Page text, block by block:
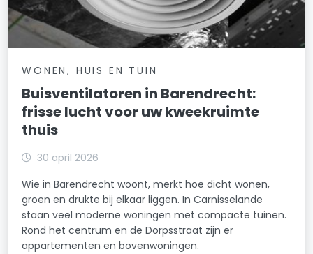
WONEN, HUIS EN TUIN
Buisventilatoren in Barendrecht:
frisse lucht voor uw kweekruimte
thuis
30 april 2026
Wie in Barendrecht woont, merkt hoe dicht wonen,
groen en drukte bij elkaar liggen. In Carnisselande
staan veel moderne woningen met compacte tuinen.
Rond het centrum en de Dorpsstraat zijn er
appartementen en bovenwoningen.